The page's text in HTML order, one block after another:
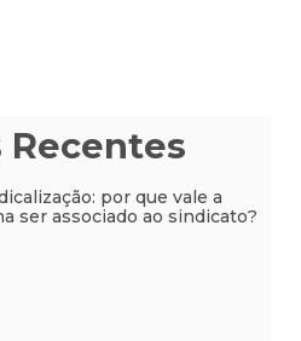
Recentes
por que vale a
ser associado ao sindicato?